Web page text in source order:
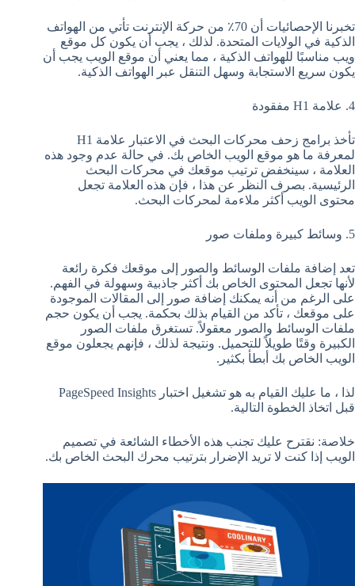
تخبرنا الإحصائيات أن 70٪ من حركة الإنترنت تأتي من الهواتف
الذكية في الولايات المتحدة. لذلك ، يجب أن يكون كل موقع
ويب مناسبًا للهواتف الذكية ، مما يعني أن موقع الويب يجب أن
يكون سريع الاستجابة وسهل التنقل عبر الهواتف الذكية.
4. علامة H1 مفقودة
تأخذ برامج زحف محركات البحث في الاعتبار علامة H1
لمعرفة ما هو موقع الويب الخاص بك. في حالة عدم وجود هذه
العلامة ، سينخفض ​​ترتيب موقعك في محركات البحث
الرئيسية. بصرف النظر عن هذا ، فإن هذه العلامة تجعل
محتوى الويب أكثر ملاءمة لمحركات البحث.
5. وسائط كبيرة وملفات صور
تعد إضافة ملفات الوسائط والصور إلى موقعك فكرة رائعة
لأنها تجعل المحتوى الخاص بك أكثر جاذبية وسهولة في الفهم.
على الرغم من أنه يمكنك إضافة صور إلى المقالات الموجودة
على موقعك ، تأكد من القيام بذلك بحكمة. يجب أن يكون حجم
ملفات الوسائط والصور معقولاً. تستغرق ملفات الصور
الكبيرة وقتًا طويلاً للتحميل. ونتيجة لذلك ، فإنهم يجعلون موقع
الويب الخاص بك أبطأ بكثير.
لذا ، ما عليك القيام به هو تشغيل اختبار PageSpeed ​​Insights
قبل اتخاذ الخطوة التالية.
خلاصة: نقترح عليك تجنب هذه الأخطاء الشائعة في تصميم
الويب إذا كنت لا تريد الإضرار بترتيب محرك البحث الخاص بك.